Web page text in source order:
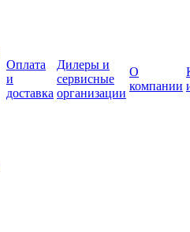
Оплата
и
доставка
Дилеры и
сервисные
организации
О
компании